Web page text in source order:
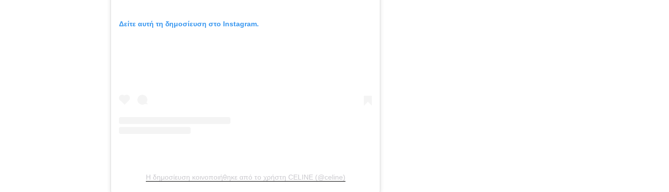
Δείτε αυτή τη δημοσίευση στο Instagram.
Η δημοσίευση κοινοποιήθηκε από το χρήστη CELINE (@celine)